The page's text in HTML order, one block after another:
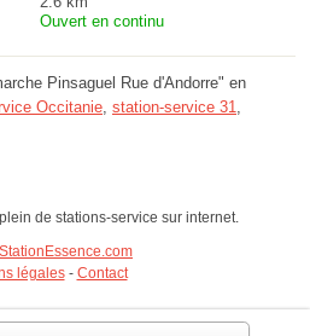
Ouvert en continu
Pinsaguel Rue d'Andorre" en
Occitanie station-service 31
de stations-service sur internet.
StationEssence.com
légales- Contact